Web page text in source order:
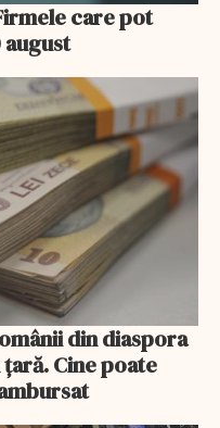
care pot
august
din diaspora
Cine poate